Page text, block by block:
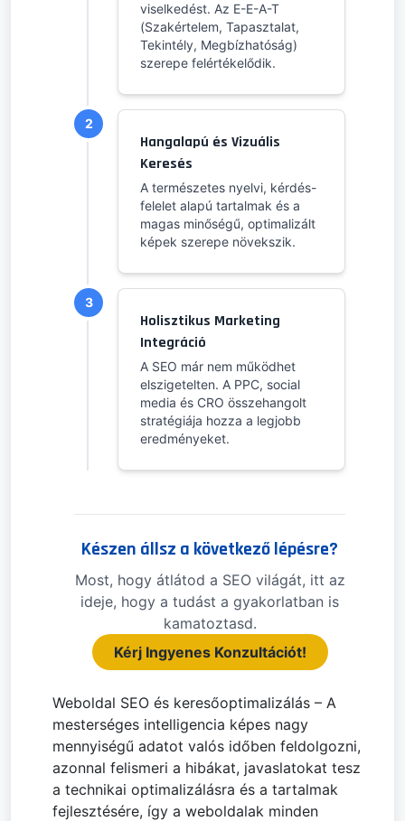
viselkedést. Az E-E-A-T
(Szakértelem, Tapasztalat,
Tekintély, Megbízhatóság)
szerepe felértékelődik.
2
Hangalapú és Vizuális
Keresés
A természetes nyelvi, kérdés-
felelet alapú tartalmak és a
magas minőségű, optimalizált
képek szerepe növekszik.
3
Holisztikus Marketing
Integráció
A SEO már nem működhet
elszigetelten. A PPC, social
media és CRO összehangolt
stratégiája hozza a legjobb
eredményeket.
Készen állsz a következő lépésre?
Most, hogy átlátod a SEO világát, itt az
ideje, hogy a tudást a gyakorlatban is
kamatoztasd.
Kérj Ingyenes Konzultációt!
Weboldal SEO és keresőoptimalizálás – A
mesterséges intelligencia képes nagy
mennyiségű adatot valós időben feldolgozni,
azonnal felismeri a hibákat, javaslatokat tesz
a technikai optimalizálásra és a tartalmak
fejlesztésére, így a weboldalak minden